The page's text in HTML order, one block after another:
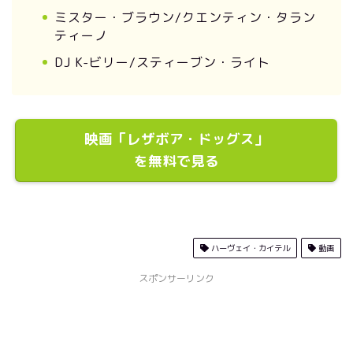
ミスター・ブラウン/クエンティン・タラン
ティーノ
DJ K-ビリー/スティーブン・ライト
映画「レザボア・ドッグス」
を無料で見る
ハーヴェイ・カイテル 動画
スポンサーリンク